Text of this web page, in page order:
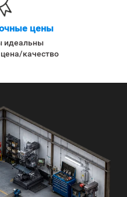
цены
идеальны
качество